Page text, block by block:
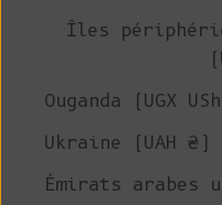
Îles
Ouganda (UGX
Ukraine (UAH ₴)